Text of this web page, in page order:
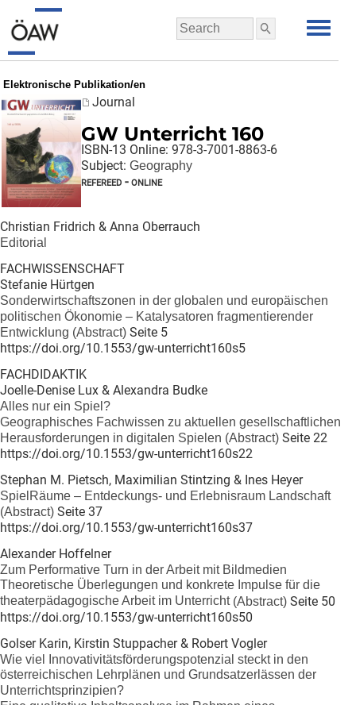
Elektronische Publikation/en
Journal
GW Unterricht 160
ISBN-13 Online: 978-3-7001-8863-6
Subject: Geography
refereed - online
Christian Fridrich & Anna Oberrauch
Editorial
FACHWISSENSCHAFT
Stefanie Hürtgen
Sonderwirtschaftszonen in der globalen und europäischen
politischen Ökonomie – Katalysatoren fragmentierender
Entwicklung (Abstract) Seite 5
https://doi.org/10.1553/gw-unterricht160s5
FACHDIDAKTIK
Joelle-Denise Lux & Alexandra Budke
Alles nur ein Spiel?
Geographisches Fachwissen zu aktuellen gesellschaftlichen
Herausforderungen in digitalen Spielen (Abstract) Seite 22
https://doi.org/10.1553/gw-unterricht160s22
Stephan M. Pietsch, Maximilian Stintzing & Ines Heyer
SpielRäume – Entdeckungs- und Erlebnisraum Landschaft
(Abstract) Seite 37
https://doi.org/10.1553/gw-unterricht160s37
Alexander Hoffelner
Zum Performative Turn in der Arbeit mit Bildmedien
Theoretische Überlegungen und konkrete Impulse für die
theaterpädagogische Arbeit im Unterricht (Abstract) Seite 50
https://doi.org/10.1553/gw-unterricht160s50
Golser Karin, Kirstin Stuppacher & Robert Vogler
Wie viel Innovativitätsförderungspotenzial steckt in den
österreichischen Lehrplänen und Grundsatzerlässen der
Unterrichtsprinzipien?